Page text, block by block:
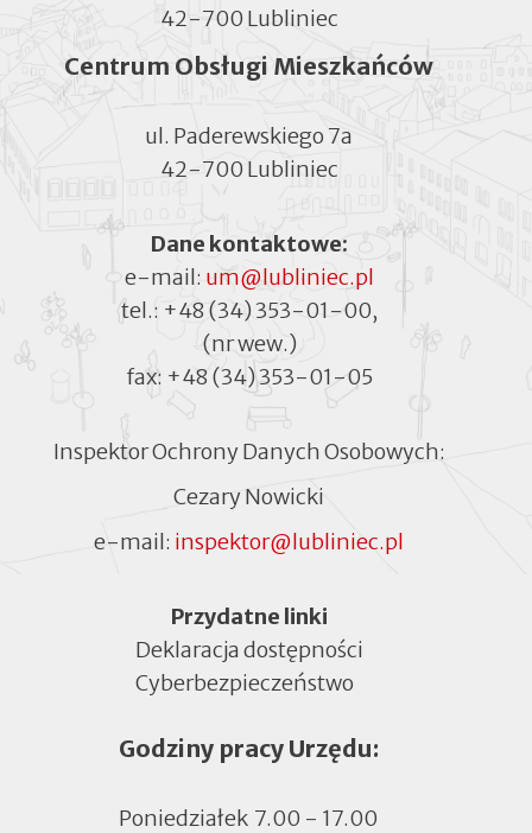
42-700 Lubliniec
Centrum Obsługi Mieszkańców
ul. Paderewskiego 7a
42-700 Lubliniec
Dane kontaktowe:
e-mail: um@lubliniec.pl
tel.: +48 (34) 353-01-00,
(nr wew.)
fax: +48 (34) 353-01-05
Inspektor Ochrony Danych Osobowych:
Cezary Nowicki
e-mail: inspektor@lubliniec.pl
MenuPrzydatne linki
Deklaracja dostępności
Cyberbezpieczeństwo
w
zakładce
Godziny pracy Urzędu:
Poniedziałek 7.00 - 17.00